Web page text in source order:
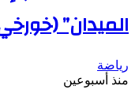
الميدان”
رياضة
منذ أسبوعين